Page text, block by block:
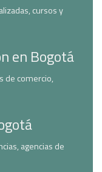
cursos y
en Bogotá
de comercio,
agencias de